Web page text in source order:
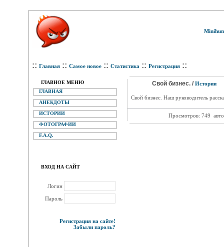
:: Главная :: Самое новое :: Статистика :: Регистрация ::
ГЛАВНОЕ МЕНЮ
ГЛАВНАЯ
АНЕКДОТЫ
ИСТОРИИ
ФОТОГРАФИИ
F.A.Q.
ВХОД НА САЙТ
Логин
Пароль
Регистрация на сайте!
Забыли пароль?
Свой бизнес. / Истории
Свой бизнес. Наш руководитель
Просмотров: 749